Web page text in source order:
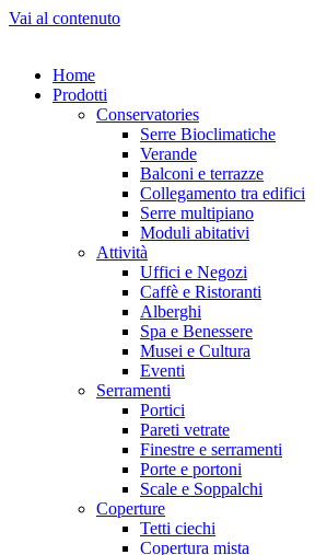
Vai al contenuto
Home
Prodotti
Conservatories
Serre Bioclimatiche
Verande
Balconi e terrazze
Collegamento tra edifici
Serre multipiano
Moduli abitativi
Attività
Uffici e Negozi
Caffè e Ristoranti
Alberghi
Spa e Benessere
Musei e Cultura
Eventi
Serramenti
Portici
Pareti vetrate
Finestre e serramenti
Porte e portoni
Scale e Soppalchi
Coperture
Tetti ciechi
Copertura mista